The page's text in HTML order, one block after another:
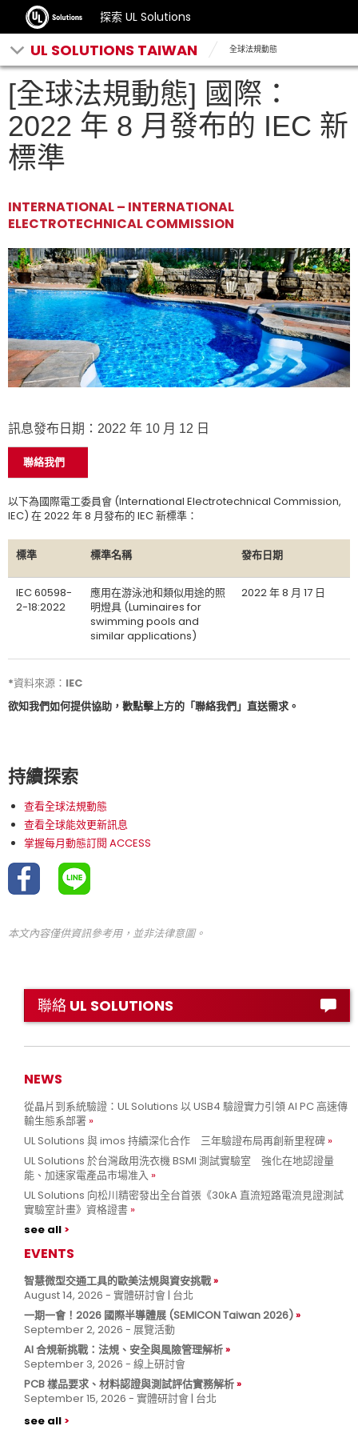
探索 UL Solutions
UL SOLUTIONS TAIWAN 全球法規動態
[全球法規動態] 國際：
2022 年 8 月發布的 IEC 新
標準
INTERNATIONAL – INTERNATIONAL
ELECTROTECHNICAL COMMISSION
訊息發布日期：2022 年 10 月 12 日
聯絡我們
以下為國際電工委員會 (International Electrotechnical Commission,
IEC) 在 2022 年 8 月發布的 IEC 新標準：
標準 標準名稱 發布日期
IEC 60598-
2-18:2022
應用在游泳池和類似用途的照
明燈具 (Luminaires for
swimming pools and
similar applications)
2022 年 8 月 17 日
*資料來源：IEC
欲知我們如何提供協助，歡點擊上方的「聯絡我們」直送需求。
持續探索
查看全球法規動態
查看全球能效更新訊息
掌握每月動態訂閱 ACCESS
本文內容僅供資訊參考用，並非法律意圖。
聯絡 UL SOLUTIONS
NEWS
從晶片到系統驗證：UL Solutions 以 USB4 驗證實力引領 AI PC 高速傳
輸生態系部署
UL Solutions 與 imos 持續深化合作 三年驗證布局再創新里程碑
UL Solutions 於台灣啟用洗衣機 BSMI 測試實驗室 強化在地認證量
能、加速家電產品市場准入
UL Solutions 向松川精密發出全台首張《30kA 直流短路電流見證測試
實驗室計畫》資格證書
see all
EVENTS
智慧微型交通工具的歐美法規與資安挑戰
August 14, 2026 - 實體研討會 | 台北
一期一會！2026 國際半導體展 (SEMICON Taiwan 2026)
September 2, 2026 - 展覽活動
AI 合規新挑戰：法規、安全與風險管理解析
September 3, 2026 - 線上研討會
PCB 樣品要求、材料認證與測試評估實務解析
September 15, 2026 - 實體研討會 | 台北
see all